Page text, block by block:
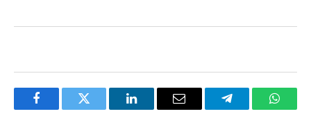
FacebookTwitter LinkedInEmail Telegram